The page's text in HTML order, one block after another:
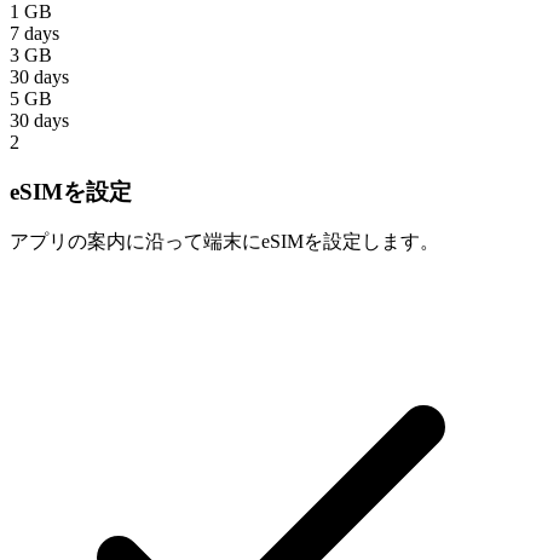
1 GB
7 days
3 GB
30 days
5 GB
30 days
2
eSIMを設定
アプリの案内に沿って端末にeSIMを設定します。